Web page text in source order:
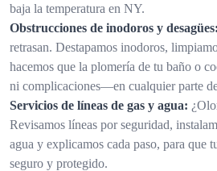
baja la temperatura en NY.
Obstrucciones de inodoros y desagües:
retrasan. Destapamos inodoros,
hacemos que la plomería de tu baño o
ni complicaciones—en cualquier parte
Servicios de líneas de gas y agua:
Revisamos líneas por seguridad,
agua y explicamos cada paso, para que
seguro y protegido.